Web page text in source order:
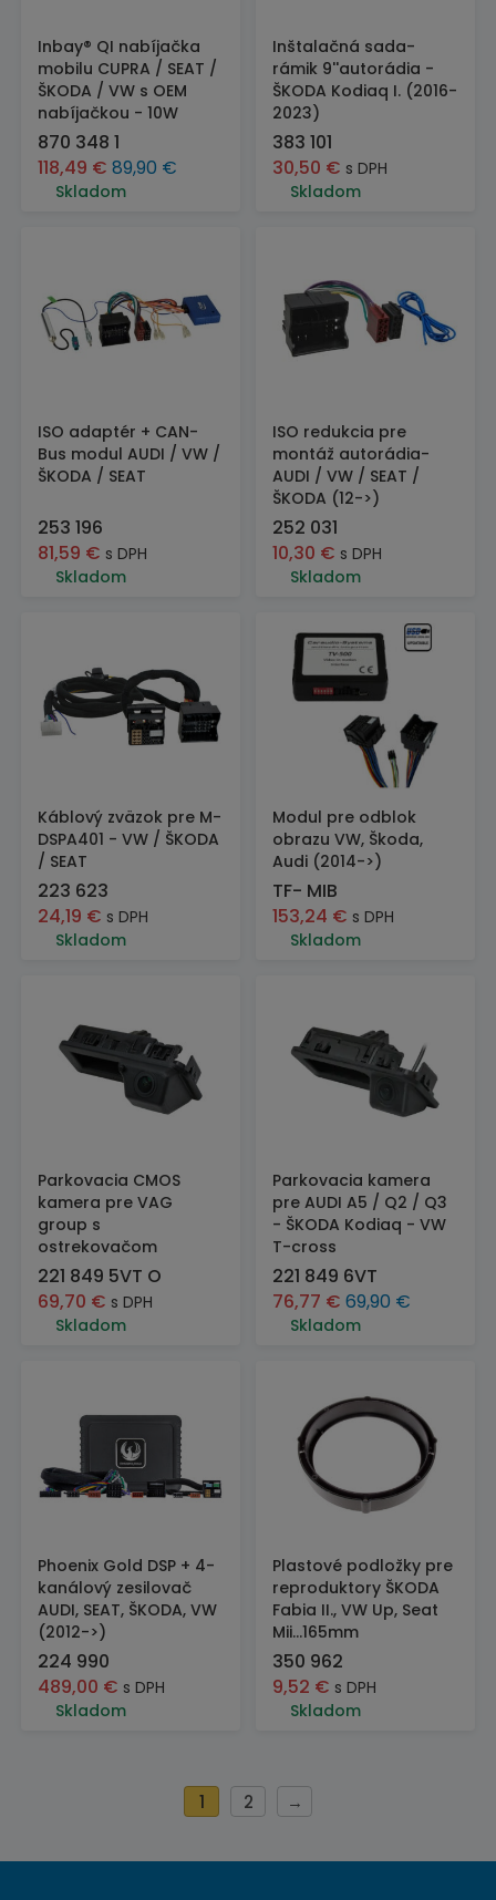
Inbay® QI nabíjačka
mobilu CUPRA / SEAT /
ŠKODA / VW s OEM
nabíjačkou - 10W
870 348 1
118,49 € 89,90 €
Skladom
Inštalačná sada-
rámik 9''autorádia -
ŠKODA Kodiaq I. (2016-
2023)
383 101
30,50 € s DPH
Skladom
ISO adaptér + CAN-
Bus modul AUDI / VW /
ŠKODA / SEAT
253 196
81,59 € s DPH
Skladom
ISO redukcia pre
montáž autorádia-
AUDI / VW / SEAT /
ŠKODA (12->)
252 031
10,30 € s DPH
Skladom
Káblový zväzok pre M-
DSPA401 - VW / ŠKODA
/ SEAT
223 623
24,19 € s DPH
Skladom
Modul pre odblok
obrazu VW, Škoda,
Audi (2014->)
TF- MIB
153,24 € s DPH
Skladom
Parkovacia CMOS
kamera pre VAG
group s
ostrekovačom
221 849 5VT O
69,70 € s DPH
Skladom
Parkovacia kamera
pre AUDI A5 / Q2 / Q3
- ŠKODA Kodiaq - VW
T-cross
221 849 6VT
76,77 € 69,90 €
Skladom
Phoenix Gold DSP + 4-
kanálový zesilovač
AUDI, SEAT, ŠKODA, VW
(2012->)
224 990
489,00 € s DPH
Skladom
Plastové podložky pre
reproduktory ŠKODA
Fabia II., VW Up, Seat
Mii...165mm
350 962
9,52 € s DPH
Skladom
1 2 →